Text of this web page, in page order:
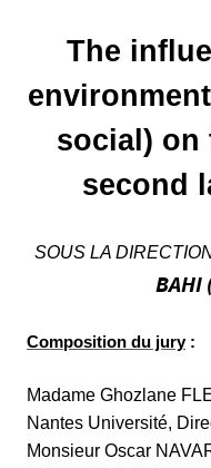
a
m
d
i
a
The
social) on
second
SOUSLA
BAHI
Composition du jury:
Madame Ghozlane
Nantes Université,
Monsieur Oscar